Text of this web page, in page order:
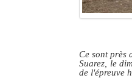
Ce sont près
Suarez, le
de l'épreuve